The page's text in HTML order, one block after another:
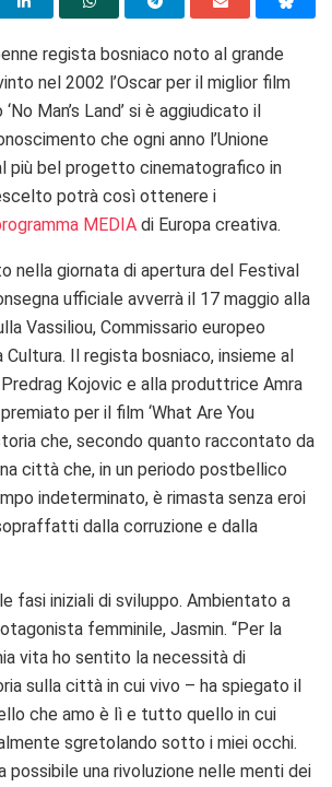
regista bosniaco noto al grande
nel 2002 l’Oscar per il miglior film
Man’s Land’ si è aggiudicato il
che ogni anno l’Unione
più bel progetto cinematografico in
potrà così ottenere i
MEDIA di Europa creativa.
nella giornata di apertura del Festival
ufficiale avverrà il 17 maggio alla
Vassiliou, Commissario europeo
Cultura. Il regista bosniaco, insieme al
Kojovic e alla produttrice Amra
per il film ‘What Are You
che, secondo quanto raccontato da
città che, in un periodo postbellico
indeterminato, è rimasta senza eroi
dalla corruzione e dalla
fasi iniziali di sviluppo. Ambientato a
femminile, Jasmin. “Per la
vita ho sentito la necessità di
sulla città in cui vivo – ha spiegato il
che amo è lì e tutto quello in cui
sgretolando sotto i miei occhi.
possibile una rivoluzione nelle menti dei